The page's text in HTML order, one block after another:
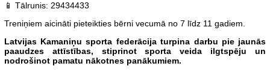
📱 Tālrunis: 29434433
Treniņiem aicināti pieteikties bērni vecumā no 7 līdz 11 gadiem.
Latvijas Kamaniņu sporta federācija turpina darbu pie jaunās
paaudzes attīstības, stiprinot sporta veida ilgtspēju un
nodrošinot pamatu nākotnes panākumiem.